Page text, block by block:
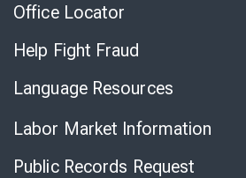
Office Locator
Help Fight Fraud
Language Resources
Labor Market Information
Public Records Request